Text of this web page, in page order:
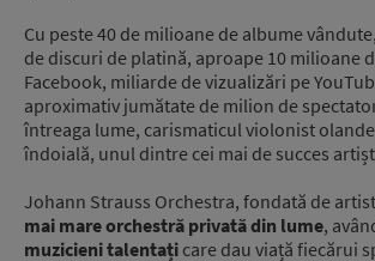
Cu peste 40 de milioane de albume
de discuri de platină, aproape 10 milioane
Facebook, miliarde de vizualizări pe
aproximativ jumătate de milion de
întreaga lume, carismaticul violonist
îndoială, unul dintre cei mai de succes
Johann Strauss Orchestra, fondată de
mai mare orchestră privată din lume,
muzicieni talentați care dau viață fiecărui